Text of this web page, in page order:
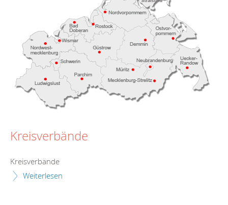
Kreisverbände
Kreisverbände
Weiterlesen